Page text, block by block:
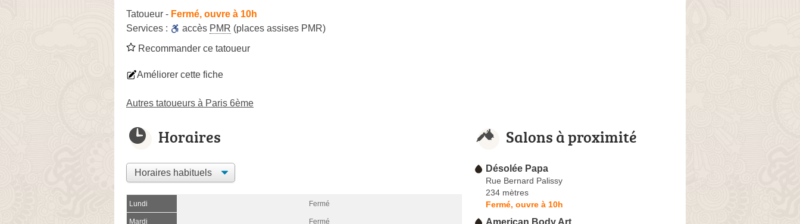
Tatoueur - Fermé, ouvre à 10h
Services :
accès PMR (places assises PMR)
Recommander ce tatoueur
Améliorer cette fiche
Autres tatoueurs à Paris 6ème
Horaires
Lundi Fermé
Mardi Fermé
Salons à proximité
Désolée Papa
Rue Bernard Palissy
234 mètres
Fermé, ouvre à 10h
American Body Art